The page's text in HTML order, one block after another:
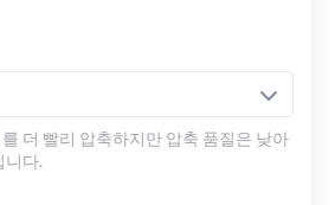
더 빨리 압축하지만 압축 품질은 낮아
니다.